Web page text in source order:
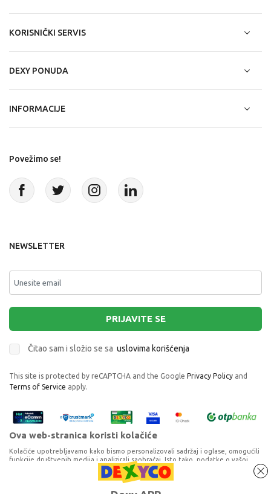
KORISNIČKI SERVIS
DEXY PONUDA
INFORMACIJE
Povežimo se!
NEWSLETTER
PRIJAVITE SE
Čitao sam i složio se sa uslovima korišćenja
This site is protected by reCAPTCHA and the Google Privacy Policy and
Terms of Service apply.
Ova web-stranica koristi kolačiće
Kolačiće upotrebljavamo kako bismo personalizovali sadržaj i oglase, omogućili
funkcije društvenih medija i analizirali saobraćaj. Isto tako, podatke o vašoj
upotrebi naše web-lokacije delimo s partnerima za društvene medije,
oglašavanje i analizu, a oni ih mogu kombinovati s drugim podacima koje ste im
pružili ili koje su prikupili dok ste upotrebljavali njihove usluge. Nastavkom